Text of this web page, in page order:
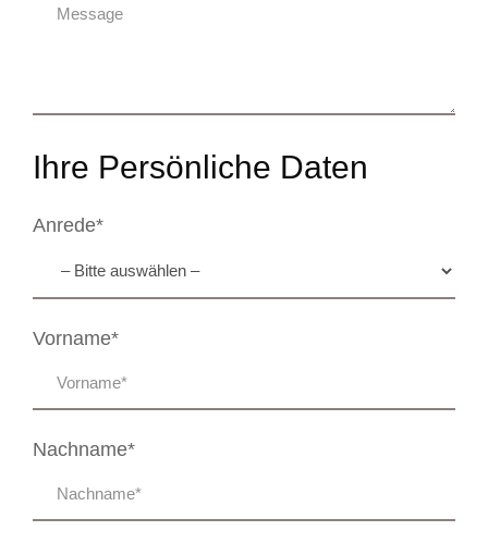
Ihre Persönliche Daten
Anrede*
Vorname*
Nachname*